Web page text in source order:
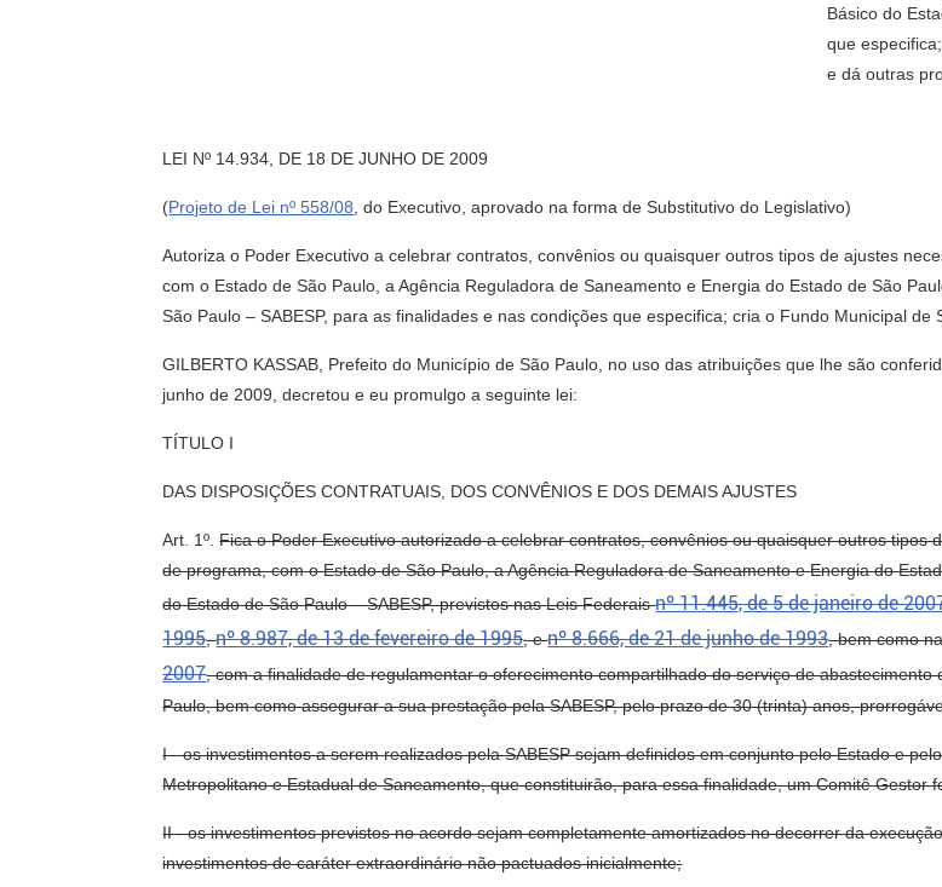
Básico do
que
e dá outras
LEI Nº 14.934, DE 18 DE JUNHO DE 2009
(Projeto de Lei nº 558/08 , do Executivo, aprovado na forma de Substitutivo do Legislativo)
Autoriza o Poder Executivo a celebrar contratos, convênios ou quaisquer outros tipos de ajustes
com o Estado de São Paulo, a Agência Reguladora de Saneamento e Energia do Estado de São
São Paulo – SABESP, para as finalidades e nas condições que especifica; cria o Fundo Municipal
GILBERTO KASSAB, Prefeito do Município de São Paulo, no uso das atribuições que lhe são
junho de 2009, decretou e eu promulgo a seguinte lei:
TÍTULO I
DAS DISPOSIÇÕES CONTRATUAIS, DOS CONVÊNIOS E DOS DEMAIS AJUSTES
Art. 1º.Fica o Poder Executivo autorizado a celebrar contratos, convênios ou quaisquer outros
de programa, com o Estado de São Paulo, a Agência Reguladora de Saneamento e Energia do
do Estado de São Paulo – SABESP, previstos nas Leis Federaisnº 11.445, de 5 de janeiro de
1995,nº 8.987, de 13 de fevereiro de 1995, enº 8.666, de 21 de junho de 1993, bem como
2007, com a finalidade de regulamentar o oferecimento compartilhado do serviço de
Paulo, bem como assegurar a sua prestação pela SABESP, pelo prazo de 30 (trinta) anos,
I - os investimentos a serem realizados pela SABESP sejam definidos em conjunto pelo Estado e
Metropolitano e Estadual de Saneamento, que constituirão, para essa finalidade, um Comitê
II - os investimentos previstos no acordo sejam completamente amortizados no decorrer da
investimentos de caráter extraordinário não pactuados inicialmente;